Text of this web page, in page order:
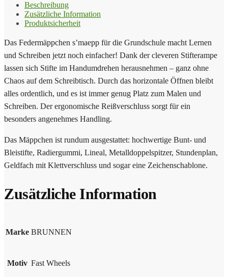
Beschreibung
Zusätzliche Information
Produktsicherheit
Das Federmäppchen s’maepp für die Grundschule macht Lernen
und Schreiben jetzt noch einfacher! Dank der cleveren Stifterampe
lassen sich Stifte im Handumdrehen herausnehmen – ganz ohne
Chaos auf dem Schreibtisch. Durch das horizontale Öffnen bleibt
alles ordentlich, und es ist immer genug Platz zum Malen und
Schreiben. Der ergonomische Reißverschluss sorgt für ein
besonders angenehmes Handling.
Das Mäppchen ist rundum ausgestattet: hochwertige Bunt- und
Bleistifte, Radiergummi, Lineal, Metalldoppelspitzer, Stundenplan,
Geldfach mit Klettverschluss und sogar eine Zeichenschablone.
Zusätzliche Information
Marke BRUNNEN
Motiv Fast Wheels